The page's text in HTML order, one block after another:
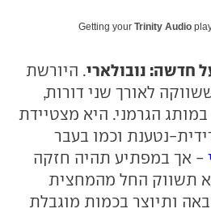
Getting your Trinity Audio
חדשה: נובולארי. היורשת
לאורך שני דורות,
הגרמני. היא מצטיידת
נטענת וכמו בעבר
- אך במפתיע תהיה חזקה
תשווק החל מהמחצית
ותיוצר בכמות מוגבלת